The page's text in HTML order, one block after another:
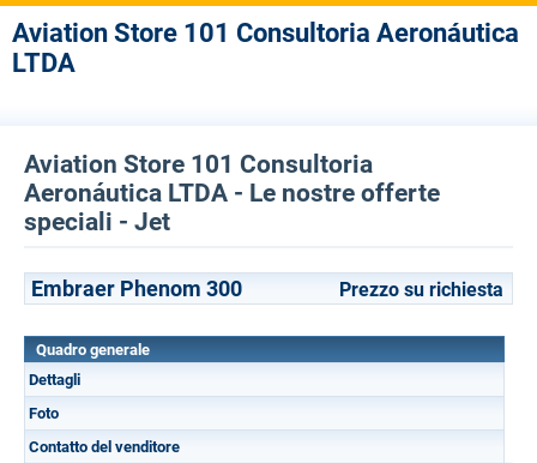
Aviation Store 101 Consultoria Aeronáutica
LTDA
Aviation Store 101 Consultoria
Aeronáutica LTDA - Le nostre offerte
speciali - Jet
Embraer Phenom 300 Prezzo su richiesta
Quadro generale
Dettagli
Foto
Contatto del venditore